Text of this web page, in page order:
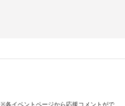
※各イベントページから応援コメントがで